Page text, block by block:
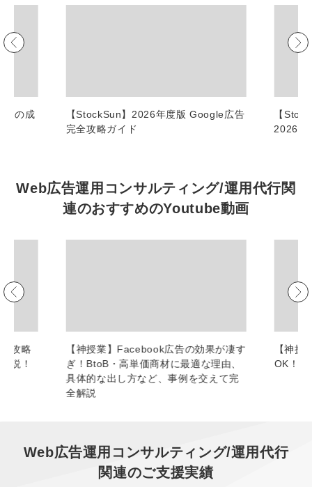
マーケマネージャー
カスタマーサクセスマネージャー
内部監査室長
募集要項一覧
つの成
【StockSun】2026年度版 Google広告
完全攻略ガイド
【
2026
Web広告運用コンサルティング/運用代行関
連のおすすめのYoutube動画
攻略
説！
【神授業】Facebook広告の効果が凄す
ぎ！BtoB・高単価商材に最適な理由、
具体的な出し方など、事例を交えて完
全解説
【神授
OK！始
Web広告運用コンサルティング/運用代行
関連のご支援実績